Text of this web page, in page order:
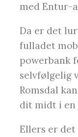
med Entur-
Da er det
fulladet
powerbank
selvfølgelig
Romsdal
dit midt i en
Ellers er